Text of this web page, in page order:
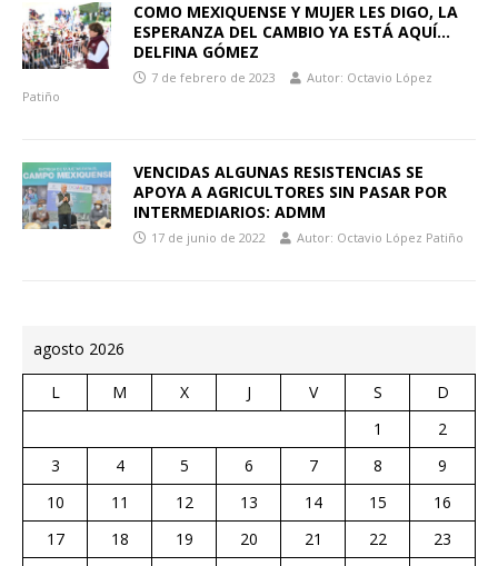
COMO MEXIQUENSE Y MUJER LES DIGO, LA
ESPERANZA DEL CAMBIO YA ESTÁ AQUÍ…
DELFINA GÓMEZ
7 de febrero de 2023
Autor: Octavio López
Patiño
VENCIDAS ALGUNAS RESISTENCIAS SE
APOYA A AGRICULTORES SIN PASAR POR
INTERMEDIARIOS: ADMM
17 de junio de 2022 Autor: Octavio López Patiño
agosto 2026
L M X J V S
D
1
2
3
4 5 6 7 8
9
10
11 12 13 14 15
16
17
18 19 20 21 22
23